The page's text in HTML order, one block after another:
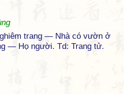
trang — Nhà có vườn ở
— Họ người. Td: Trang tử.